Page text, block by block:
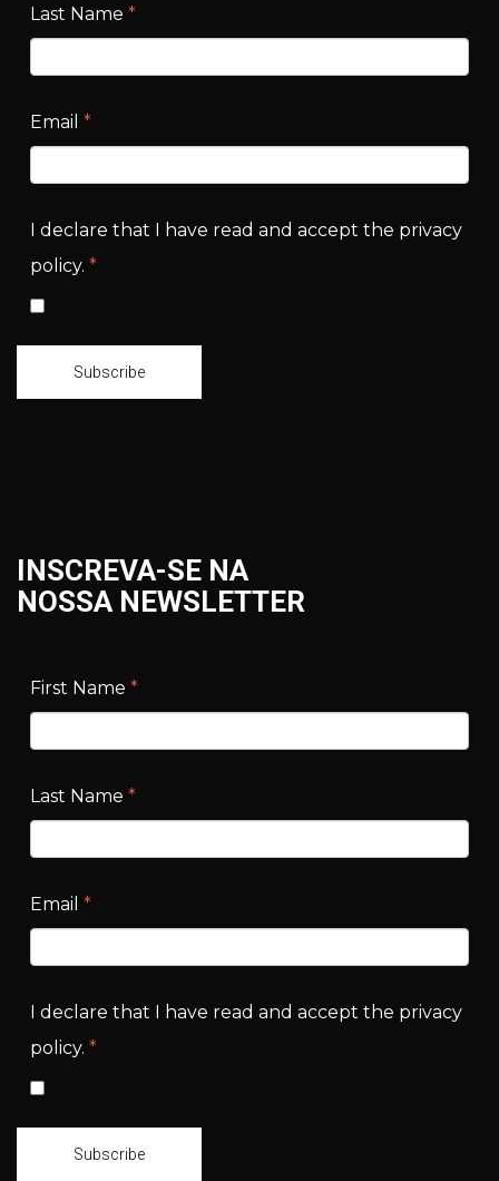
Last Name *
Email *
I declare that I have read and accept the privacy
policy. *
Subscribe
INSCREVA-SE NA
NOSSA NEWSLETTER
First Name *
Last Name *
Email *
I declare that I have read and accept the privacy
policy. *
Subscribe